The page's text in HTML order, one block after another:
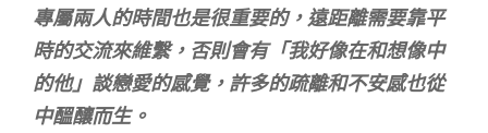
專屬兩人的時間也是很重要的，遠距離需要靠平
時的交流來維繫，否則會有「我好像在和想像中
的他」談戀愛的感覺，許多的疏離和不安感也從
中醞釀而生。